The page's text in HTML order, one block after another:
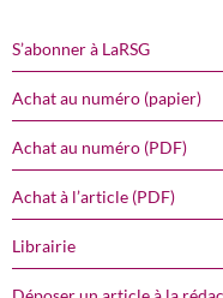
S’abonner à LaRSG
Achat au numéro (papier)
Achat au numéro (PDF)
Achat à l’article (PDF)
Librairie